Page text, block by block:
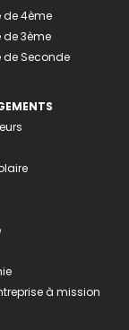
de 4ème
3ème
Seconde
à mission